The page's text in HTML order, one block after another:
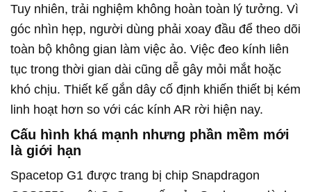
Tuy nhiên, trải nghiệm không hoàn toàn lý tưởng. Vì
góc nhìn hẹp, người dùng phải xoay đầu để theo dõi
toàn bộ không gian làm việc ảo. Việc đeo kính liên
tục trong thời gian dài cũng dễ gây mỏi mắt hoặc
khó chịu. Thiết kế gắn dây cố định khiến thiết bị kém
linh hoạt hơn so với các kính AR rời hiện nay.
Cấu hình khá mạnh nhưng phần mềm mới
là giới hạn
Spacetop G1 được trang bị chip Snapdragon